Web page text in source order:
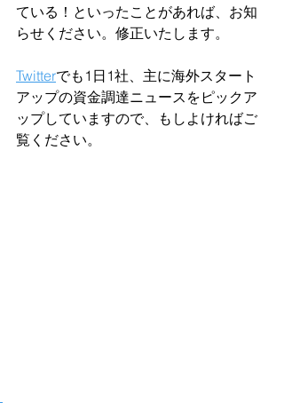
ている！といったことがあれば、お知
らせください。修正いたします。
Twitterでも1日1社、主に海外スタート
アップの資金調達ニュースをピックア
ップしていますので、もしよければご
覧ください。